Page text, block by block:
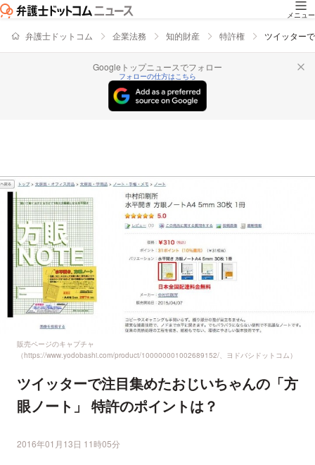
メニュー
弁護士ドットコム 企業法務 知的財産 特許権 ツイッター
Googleトップニュースでフォロー
フォローの仕方はこちら
販売ページのキャプチャ
（https://www.yodobashi.com/product/100000001002689152/、ヨドバシドットコム）
ツイッターで注目集めたおじいちゃんの「方
眼ノート」 特許のポイントは？
2016年01月13日 11時05分